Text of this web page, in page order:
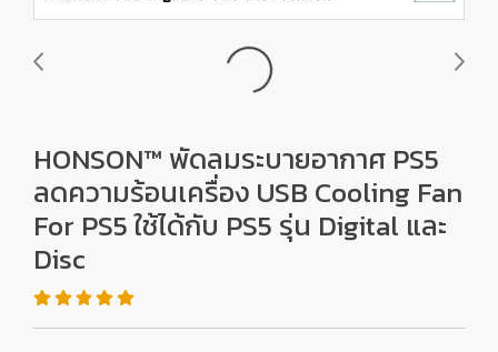
HONSON™ พัดลมระบายอากาศ PS5
ลดความร้อนเครื่อง USB Cooling Fan
For PS5 ใช้ได้กับ PS5 รุ่น Digital และ
Disc